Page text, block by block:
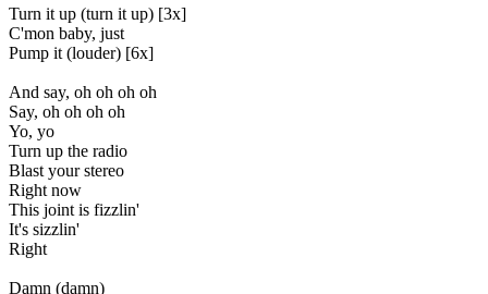
Turn it up (turn it up) [3x]
C'mon baby, just
Pump it (louder) [6x]
And say, oh oh oh oh
Say, oh oh oh oh
Yo, yo
Turn up the radio
Blast your stereo
Right now
This joint is fizzlin'
It's sizzlin'
Right
Damn (damn)